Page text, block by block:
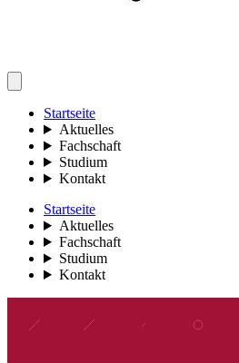
Startseite
Aktuelles
Fachschaft
Studium
Kontakt
Startseite
Aktuelles
Fachschaft
Studium
Kontakt